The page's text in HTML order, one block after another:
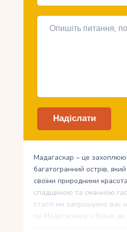
Мадагаскар – це
багатогранний острів,
своїми природними
спадщиною та смачною
статті ми запрошуємо вас
по Мадагаскару з Відня,